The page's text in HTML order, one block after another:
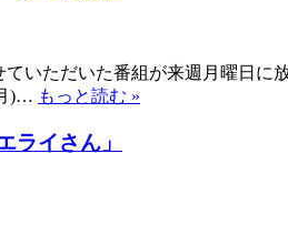
いただいた番組が来週月曜日
)… もっと読む »
ライさん」